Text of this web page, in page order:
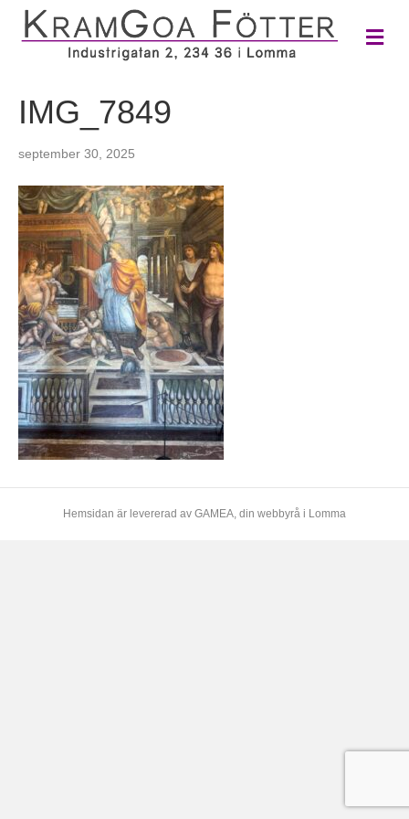
M
e
IMG_7849
september 30, 2025
Hemsidan är levererad av GAMEA, din webbyrå i Lomma